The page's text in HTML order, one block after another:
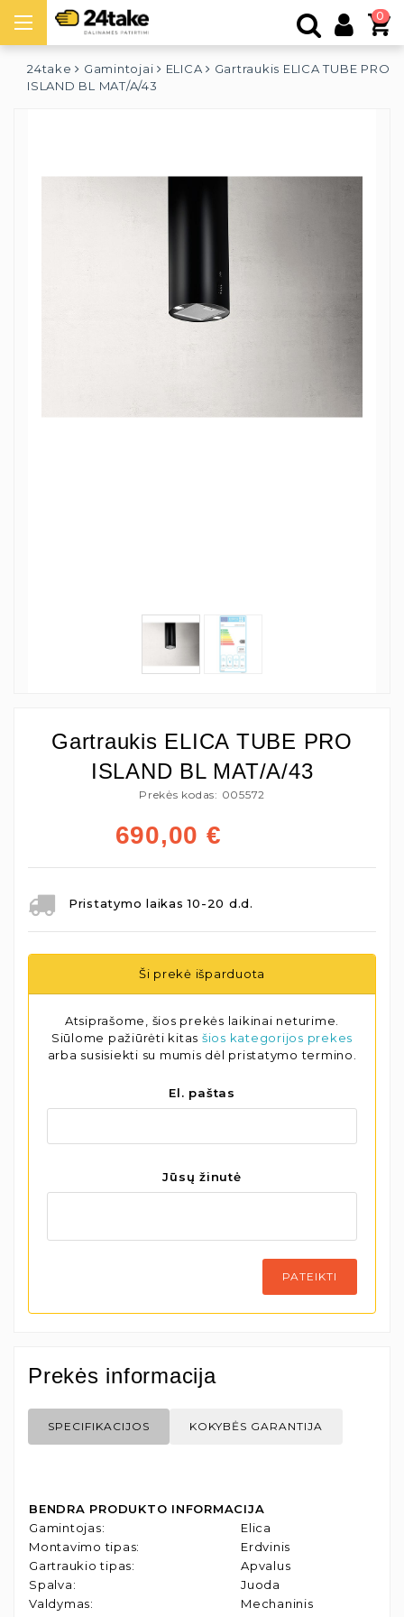
0
24take Gamintojai ELICA
Gartraukis ELICA TUBE PRO
ISLAND BL MAT/A/43
Gartraukis ELICA TUBE PRO
ISLAND BL MAT/A/43
Prekės kodas: 005572
690,00 €
Pristatymo laikas 10-20 d.d.
Ši prekė išparduota
Atsiprašome, šios prekės laikinai neturime.
Siūlome pažiūrėti kitas šios kategorijos prekes
arba susisiekti su mumis dėl pristatymo termino.
El. paštas
Jūsų žinutė
PATEIKTI
Prekės informacija
SPECIFIKACIJOS KOKYBĖS GARANTIJA
BENDRA PRODUKTO INFORMACIJA
Gamintojas:
Elica
Montavimo tipas:
Erdvinis
Gartraukio tipas:
Apvalus
Spalva:
Juoda
Valdymas:
Mechaninis